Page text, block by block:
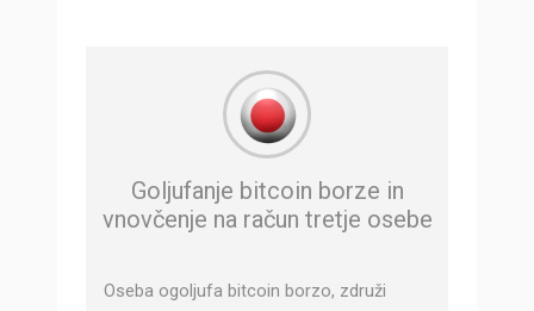
Goljufanje bitcoin borze in
vnovčenje na račun tretje osebe
Oseba ogoljufa bitcoin borzo, združi